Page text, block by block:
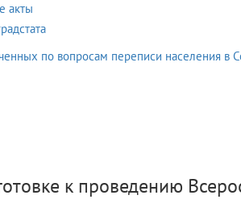
акты
по вопросам переписи населения в
к проведению